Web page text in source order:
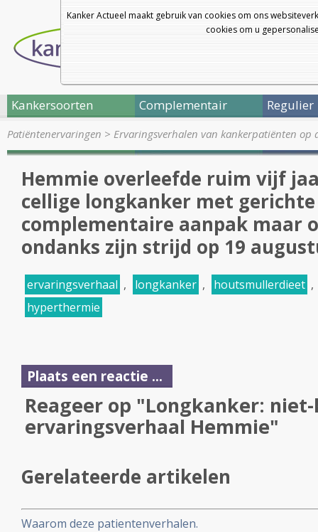
Kanker Actueel maakt gebruik van cookies om ons
cookies om u
Kankersoorten Complementair Regulier
Patiëntenervaringen > Ervaringsverhalen van kankerpatiënten op
Hemmie overleefde ruim vijf
cellige longkanker met
complementaire aanpak maar
ondanks zijn strijd op 19
ervaringsverhaal , longkanker , houtsmullerdieet ,
hyperthermie
Plaats een reactie ...
Reageer op "Longkanker:
ervaringsverhaal Hemmie"
Gerelateerde artikelen
Waarom deze patientenverhalen.